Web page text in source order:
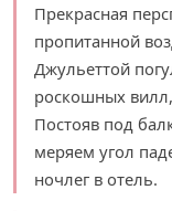
Прекрасная
пропитанной
Джульеттой
роскошных
Постояв под
меряем угол
ночлег в отель.